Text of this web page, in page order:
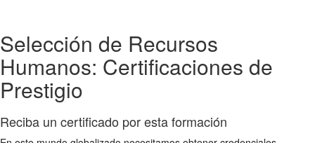
Selección de Recursos
Humanos: Certificaciones de
Prestigio
Reciba un certificado por esta formación